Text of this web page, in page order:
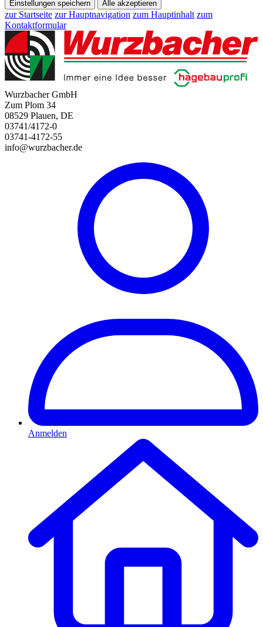
Einstellungen speichern Alle akzeptieren
zur Startseite zur Hauptnavigation zum Hauptinhalt zum
Kontaktformular
Wurzbacher GmbH
Zum Plom 34
08529 Plauen, DE
03741/4172-0
03741-4172-55
info@wurzbacher.de
Anmelden